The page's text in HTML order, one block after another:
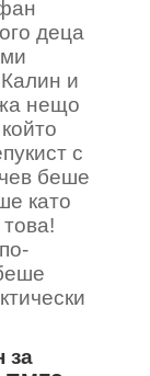
деца
и
нещо
с
беше
като
за